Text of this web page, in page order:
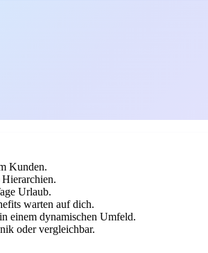
Kunden.
Urlaub.
warten auf dich.
einem dynamischen Umfeld.
oder vergleichbar.